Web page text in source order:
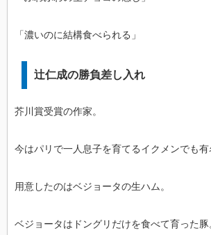
「濃いのに結構食べられる」
辻仁成の勝負差し入れ
芥川賞受賞の作家。
今はパリで一人息子を育てるイクメンでも有
用意したのはベジョータの生ハム。
ベジョータはドングリだけを食べて育った豚